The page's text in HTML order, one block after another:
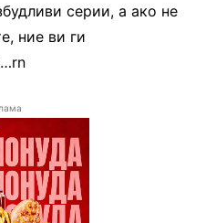
серии, а ако не
ние ви ги